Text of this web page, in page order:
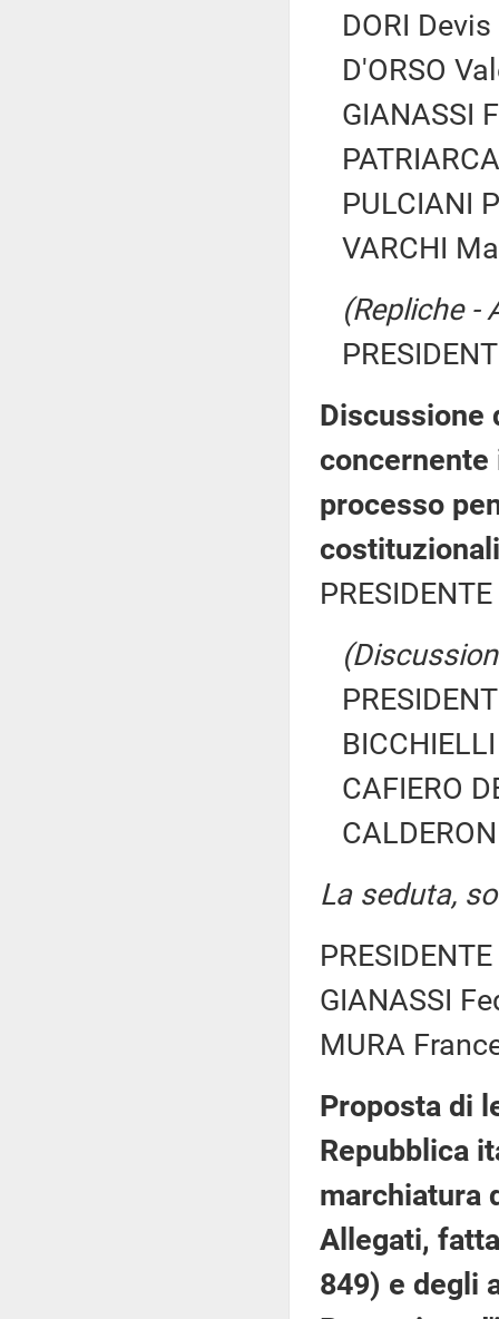
DORI
D'ORSO
GIANASSI
PULCIANI
VARCHI
(Repliche -
Discussione
processo
costituzionali
CAFIERO
La seduta,
GIANASSI
MURA
Proposta di
Repubblica
marchiatura
Allegati,
849) e degli